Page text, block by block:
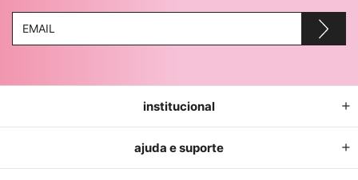
institucional
ajuda e suporte